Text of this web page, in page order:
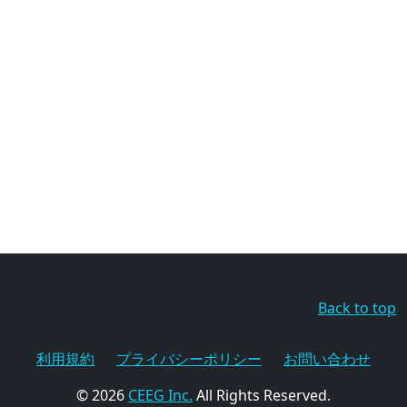
Back to top
利用規約 プライバシーポリシー
お問い合わせ
© 2026 CEEG Inc. All Rights Reserved.